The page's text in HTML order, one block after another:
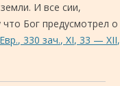
И все сии,
Бог предусмотрел о
Евр., 330 зач., XI, 33 — XII,